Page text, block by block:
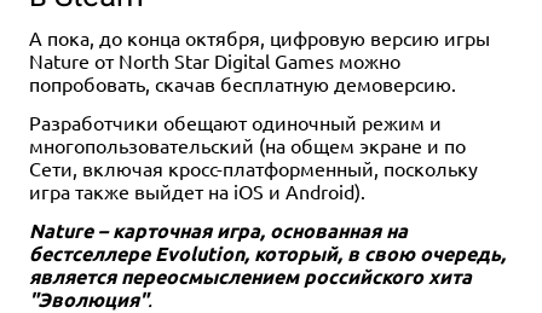
А пока, до конца октября, цифровую версию игры
Nature от North Star Digital Games можно
попробовать, скачав бесплатную демоверсию.
Разработчики обещают одиночный режим и
многопользовательский (на общем экране и по
Сети, включая кросс-платформенный, поскольку
игра также выйдет на iOS и Android).
Nature – карточная игра, основанная на
бестселлере Evolution, который, в свою очередь,
является переосмыслением российского хита
"Эволюция".